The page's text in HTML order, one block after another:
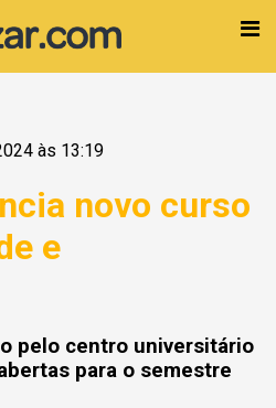
às 13:19
novo curso
e
pelo centro universitário
para o semestre